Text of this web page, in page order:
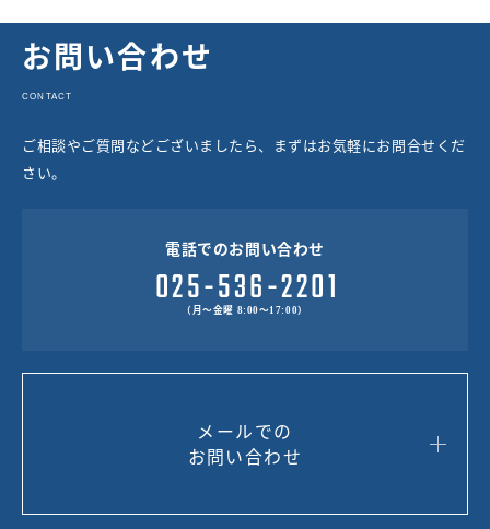
お問い合わせ
CONTACT
ご相談やご質問などございましたら、まずはお気軽にお問合せくだ
さい。
電話でのお問い合わせ
（月～金曜 8:00～17:00）
メールでの
お問い合わせ